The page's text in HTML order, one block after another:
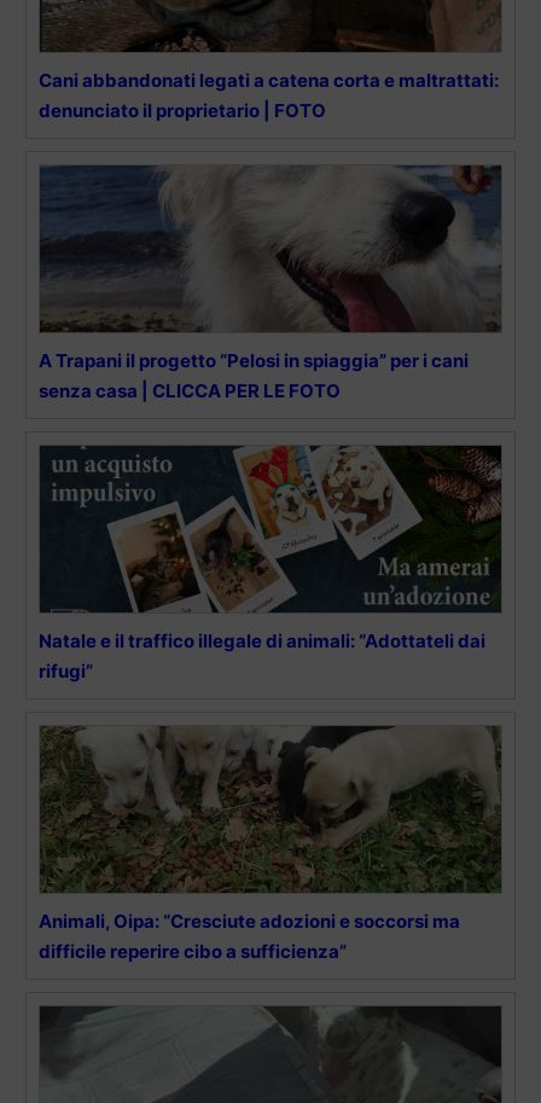
Cani abbandonati legati a catena corta e maltrattati:
denunciato il proprietario | FOTO
A Trapani il progetto “Pelosi in spiaggia” per i cani
senza casa | CLICCA PER LE FOTO
Natale e il traffico illegale di animali: “Adottateli dai
rifugi”
Animali, Oipa: “Cresciute adozioni e soccorsi ma
difficile reperire cibo a sufficienza”